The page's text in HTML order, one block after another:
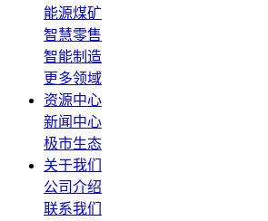
能源煤矿
智慧零售
智能制造
更多领域
资源中心
新闻中心
极市生态
关于我们
公司介绍
联系我们